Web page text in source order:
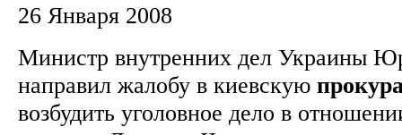
26 Января 2008
Министр внутренних дел Украины
направил жалобу в киевскую
возбудить уголовное дело в